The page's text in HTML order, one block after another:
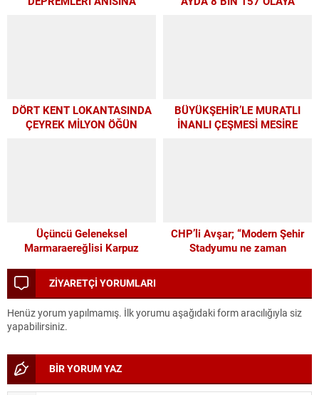
DÖRT KENT LOKANTASINDA
ÇEYREK MİLYON ÖĞÜN
BÜYÜKŞEHİR’LE MURATLI
İNANLI ÇEŞMESİ MESİRE
Üçüncü Geleneksel
Marmaraereğlisi Karpuz
CHP’li Avşar; “Modern Şehir
Stadyumu ne zaman
ZİYARETÇİ YORUMLARI
Henüz yorum yapılmamış. İlk yorumu aşağıdaki form aracılığıyla siz
yapabilirsiniz.
BİR YORUM YAZ